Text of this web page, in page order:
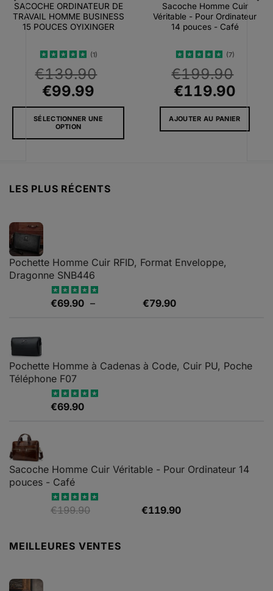
SACOCHE ORDINATEUR DE
TRAVAIL HOMME BUSINESS
15 POUCES OYIXINGER
Note 5sur
5
(1)
€139.90
Le
prix
initial
était :
€99.99
prix
actuel
est :
SÉLECTIONNER UNE
OPTION
plusieurs
variations.
choisies
sur
la
page
Sacoche Homme Cuir
Véritable - Pour Ordinateur
14 pouces - Café
Note5sur
5
(7)
€199.90
Le
prix
initial
€119.90
prix
AJOUTER AU PANIER
LES PLUS RÉCENTS
Pochette Homme Cuir RFID, Format Enveloppe,
Dragonne SNB446
Note5.00
€69.90 – €79.90Plage
€79.90
Pochette Homme à Cadenas à Code, Cuir PU, Poche
Téléphone F07
Note4.67
€69.90
Sacoche Homme Cuir Véritable - Pour Ordinateur 14
pouces - Café
Note5.00
€199.90
était :
€119.90Le
MEILLEURES VENTES